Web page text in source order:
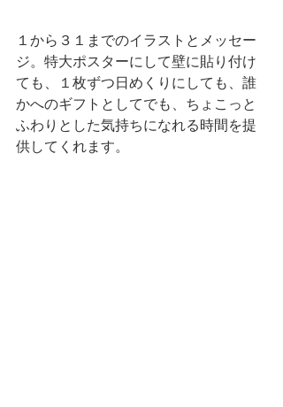
１から３１までのイラストとメッセー
ジ。特大ポスターにして壁に貼り付け
ても、１枚ずつ日めくりにしても、誰
かへのギフトとしてでも、ちょこっと
ふわりとした気持ちになれる時間を提
供してくれます。